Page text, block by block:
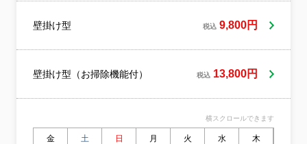
トラブルにも安心です。大手業者での経験
を活かし、確かな技術で対応いたします。
応地域外のご相談も可能、駐車場代も当店
上のプロが、エアコンクリーニング・洗濯
応。年中無休・即日対応可能で、東京・神
奈川・千葉・埼玉・山梨まで幅広く出張い
壁掛け型 税込 9,800円
壁掛け型（お掃除機能付） 税込 13,800円
横スクロールできます
金 土 日 月 火 水 木